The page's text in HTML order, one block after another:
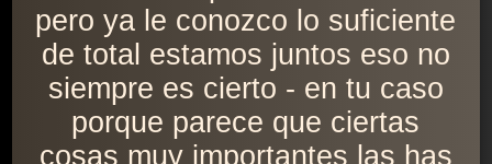
pero ya le conozco lo suficiente
de total estamos juntos eso no
siempre es cierto - en tu caso
porque parece que ciertas
cosas muy importantes las has